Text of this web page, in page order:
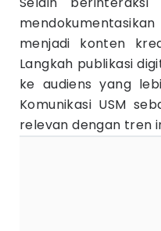
menjadi konten
Langkah publikasi
ke audiens yang
Komunikasi USM
relevan dengan tren